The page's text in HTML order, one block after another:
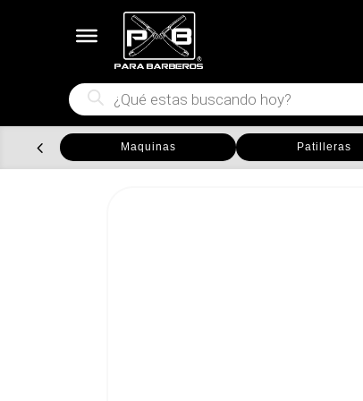
Búsqueda
de
productos
Maquinas Patilleras